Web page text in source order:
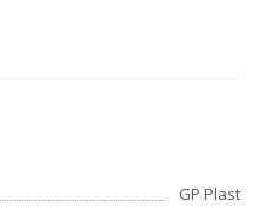
GP Plast